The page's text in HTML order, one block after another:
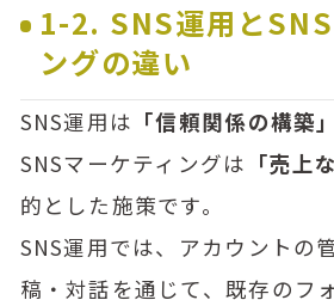
1-2. SNS運用と
ングの違い
SNS運用は 「信頼関係の構築」
SNSマーケティングは 「売上
的とした施策です。
SNS運用では、アカウントの
稿・対話を通じて、既存のフ